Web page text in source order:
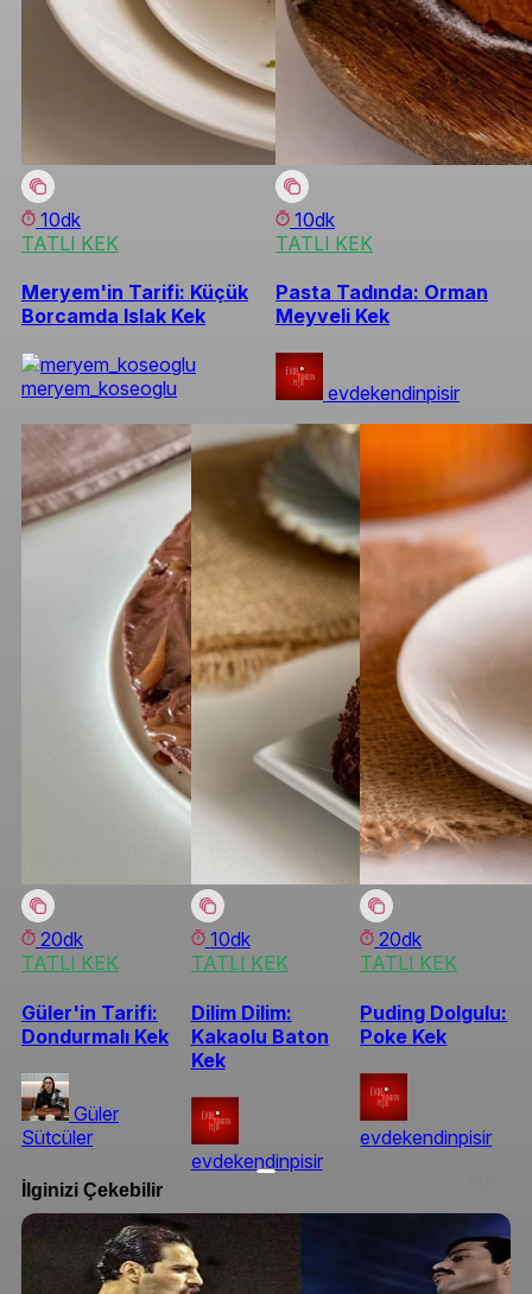
10dk
TATLI KEK
Meryem'in Tarifi: Küçük
Borcamda Islak Kek
meryem_koseoglu
10dk
TATLI KEK
Pasta Tadında: Orman
Meyveli Kek
evdekendinpisir
20dk
TATLI KEK
Güler'in Tarifi:
Dondurmalı Kek
Güler
Sütcüler
10dk
TATLI KEK
Dilim Dilim:
Kakaolu Baton
Kek
evdekendinpisir
20dk
TATLI KEK
Puding Dolgulu:
Poke Kek
evdekendinpisir